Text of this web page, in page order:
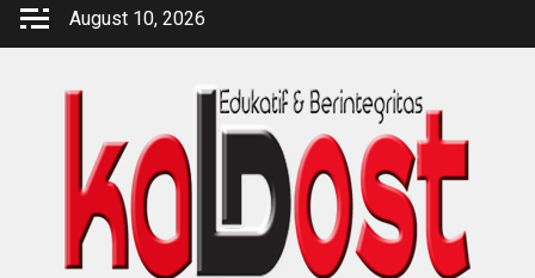
Skip
August 10, 2026